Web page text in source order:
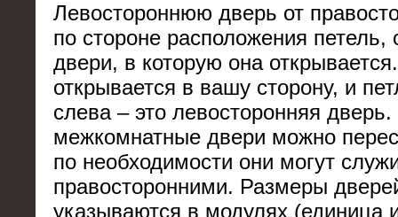
Левостороннюю дверь от
по стороне расположения петель,
двери, в которую она
открывается в вашу сторону, и
слева – это левосторонняя
межкомнатные двери можно
по необходимости они могут
правосторонними. Размеры
указываются в модулях (единица